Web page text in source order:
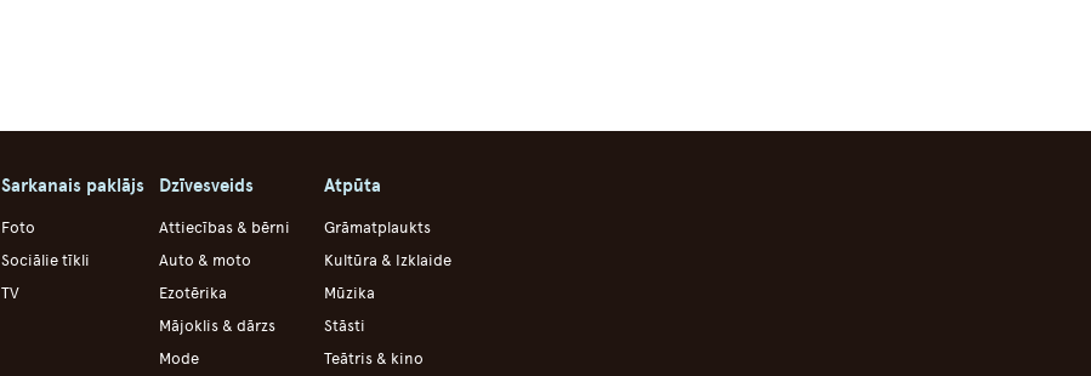
Sarkanais paklājs
Foto
Sociālie tīkli
TV
Dzīvesveids
Attiecības & bērni
Auto & moto
Ezotērika
Mājoklis & dārzs
Mode
Atpūta
Grāmatplaukts
Kultūra & Izklaide
Mūzika
Stāsti
Teātris & kino